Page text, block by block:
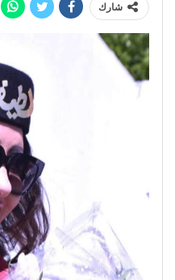
شارك